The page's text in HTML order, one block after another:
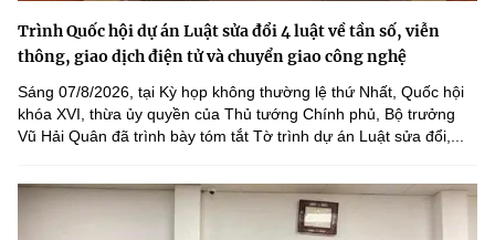
Trình Quốc hội dự án Luật sửa đổi 4 luật về tần số, viễn
thông, giao dịch điện tử và chuyển giao công nghệ
Sáng 07/8/2026, tại Kỳ họp không thường lệ thứ Nhất, Quốc hội
khóa XVI, thừa ủy quyền của Thủ tướng Chính phủ, Bộ trưởng
Vũ Hải Quân đã trình bày tóm tắt Tờ trình dự án Luật sửa đổi,...